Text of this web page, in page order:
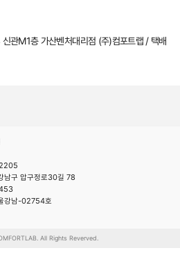
관M1층 가산벤처대리점 (주)컴포트랩 / 택배
남구 압구정로30길 78
강남-02754호
All Rights Reverved.